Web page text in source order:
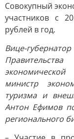
Совокупный
участников с
рублей в год.
Вице-
министр
туризма и
Антон Ефимов
регионального